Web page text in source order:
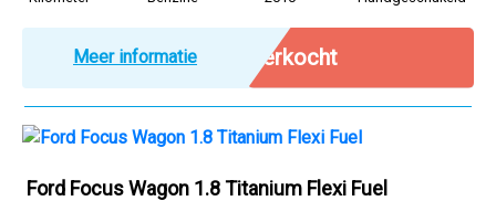
Meer informatie Verkocht
Ford Focus Wagon 1.8 Titanium Flexi Fuel